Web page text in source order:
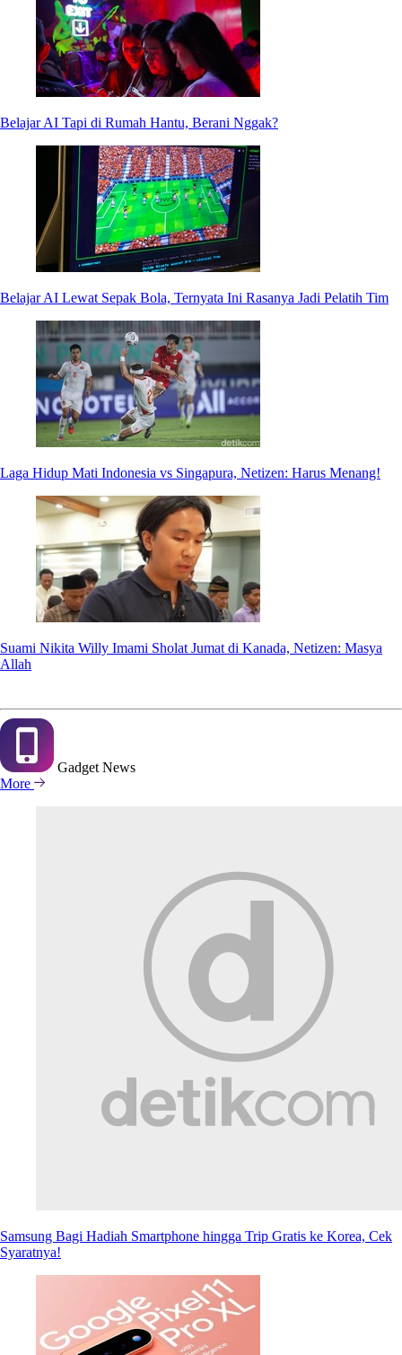
Belajar AI Tapi di Rumah Hantu, Berani Nggak?
Belajar AI Lewat Sepak Bola, Ternyata Ini Rasanya Jadi Pelatih Tim
Laga Hidup Mati Indonesia vs Singapura, Netizen: Harus Menang!
Suami Nikita Willy Imami Sholat Jumat di Kanada, Netizen: Masya
Allah
Gadget News
More
Samsung Bagi Hadiah Smartphone hingga Trip Gratis ke Korea, Cek
Syaratnya!